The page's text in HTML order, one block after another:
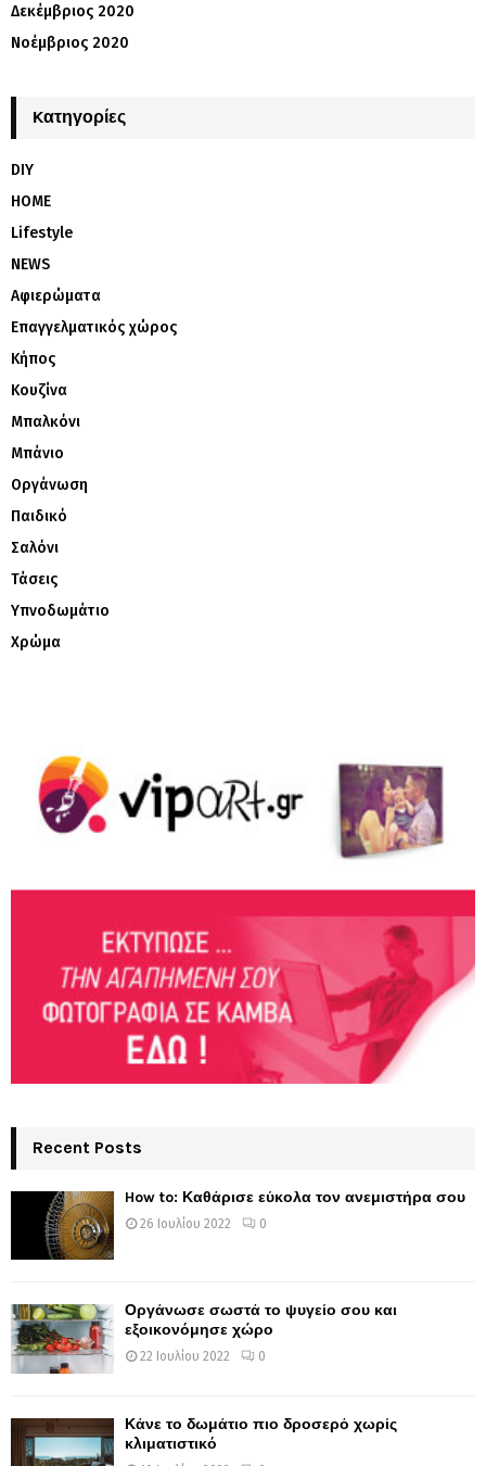
Δεκέμβριος 2020
Νοέμβριος 2020
Kατηγορίες
DIY
HOME
Lifestyle
NEWS
Αφιερώματα
Επαγγελματικός χώρος
Κήπος
Κουζίνα
Μπαλκόνι
Μπάνιο
Οργάνωση
Παιδικό
Σαλόνι
Τάσεις
Υπνοδωμάτιο
Χρώμα
Recent Posts
How to: Καθάρισε εύκολα τον ανεμιστήρα σου
26 Ιουλίου 2022 0
Οργάνωσε σωστά το ψυγείο σου και
εξοικονόμησε χώρο
22 Ιουλίου 2022 0
Κάνε το δωμάτιο πιο δροσερό χωρίς
κλιματιστικό